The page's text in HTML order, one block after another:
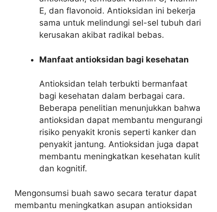
E, dan flavonoid. Antioksidan ini bekerja
sama untuk melindungi sel-sel tubuh dari
kerusakan akibat radikal bebas.
Manfaat antioksidan bagi kesehatan
Antioksidan telah terbukti bermanfaat
bagi kesehatan dalam berbagai cara.
Beberapa penelitian menunjukkan bahwa
antioksidan dapat membantu mengurangi
risiko penyakit kronis seperti kanker dan
penyakit jantung. Antioksidan juga dapat
membantu meningkatkan kesehatan kulit
dan kognitif.
Mengonsumsi buah sawo secara teratur dapat
membantu meningkatkan asupan antioksidan